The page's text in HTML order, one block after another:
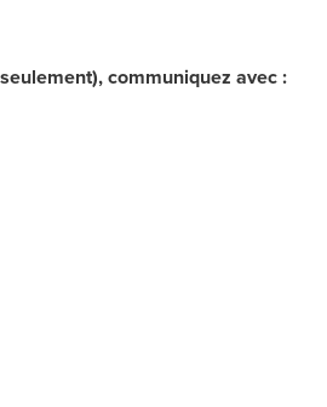
communiquez avec :